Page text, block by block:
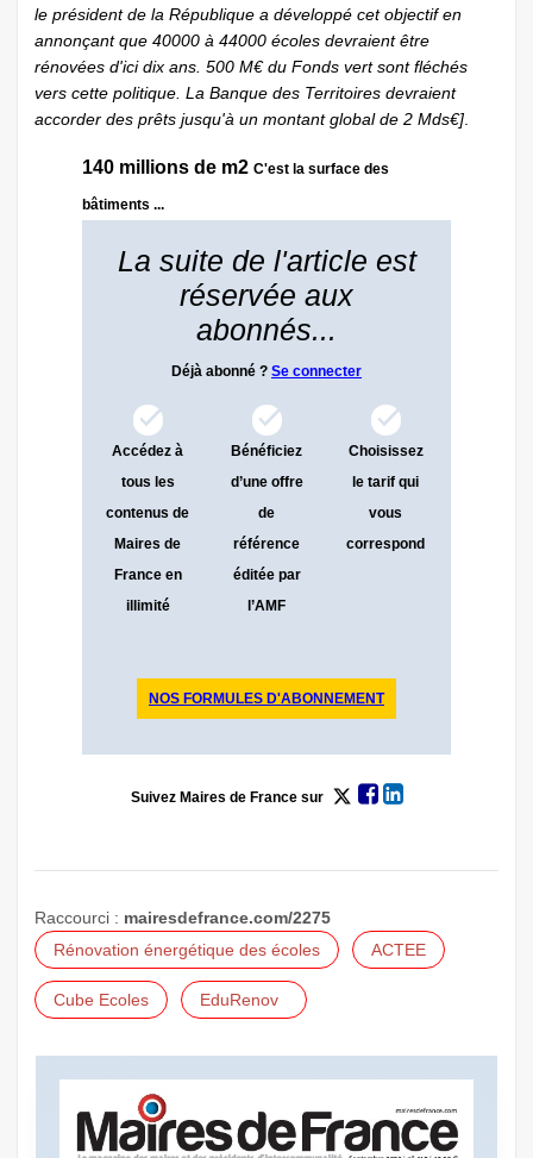
le président de la République a développé cet objectif en
annonçant que 40000 à 44000 écoles devraient être
rénovées d'ici dix ans. 500 M€ du Fonds vert sont fléchés
vers cette politique. La Banque des Territoires devraient
accorder des prêts jusqu'à un montant global de 2 Mds€].
140 millions de m2 C'est la surface des
bâtiments ...
La suite de l'article est
réservée aux
abonnés...
Déjà abonné ? Se connecter
Accédez à
tous les
contenus de
Maires de
France en
illimité
Bénéficiez
d’une offre
de
référence
éditée par
l’AMF
Choisissez
le tarif qui
vous
correspond
NOS FORMULES D'ABONNEMENT
Suivez Maires de Francesur
Raccourci : mairesdefrance.com/2275
Rénovation énergétique des écoles
ACTEE
Cube Ecoles EduRenov